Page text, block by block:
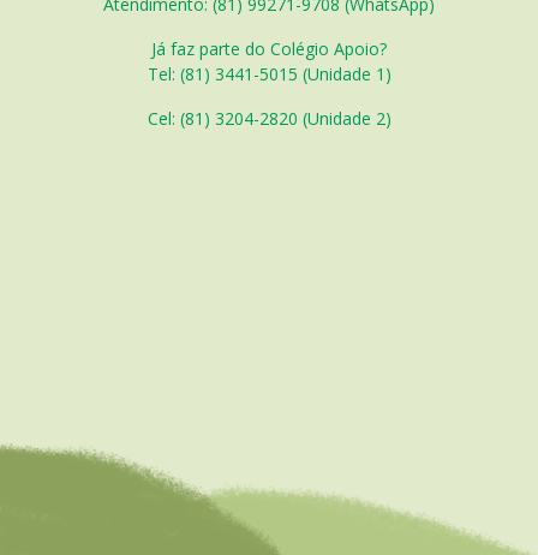
Atendimento: (81) 99271-9708 (WhatsApp)
Já faz parte do Colégio Apoio?
Tel: (81) 3441-5015 (Unidade 1)
Cel: (81) 3204-2820 (Unidade 2)